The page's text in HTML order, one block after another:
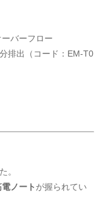
バーフロー
排出（コード：EM-T0
。
電ノート が握られてい